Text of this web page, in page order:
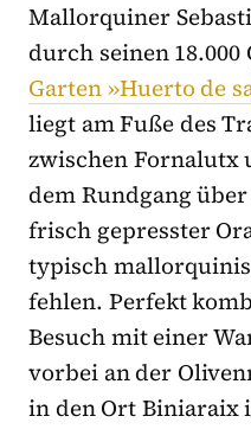
Mallorquiner
durch seinen
Garten »Huerto de
liegt am Fuße des
zwischen Fornalutx
dem Rundgang
frisch gepresster
typisch
fehlen. Perfekt
Besuch mit einer
vorbei an der
in den Ort Biniaraix